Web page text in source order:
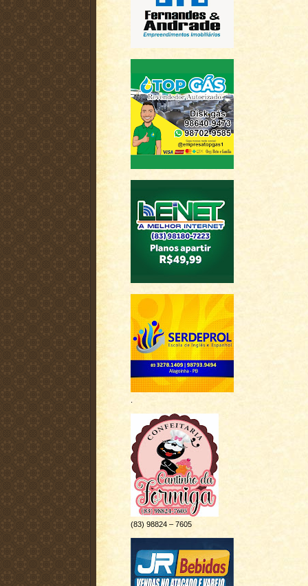
(83) 98824 – 7605